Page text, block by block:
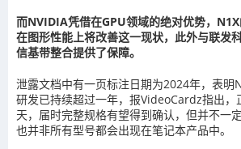
而NVIDIA凭借在GPU领域的绝对优势，
在图形性能上将改善这一现状，此外与联发
信基带整合提供了保障。
泄露文档中有一页标注日期为2024年，表明
研发已持续超过一年，报VideoCardz指出，
天，届时完整规格有望得到确认，但并不一
也并非所有型号都会出现在笔记本产品中。